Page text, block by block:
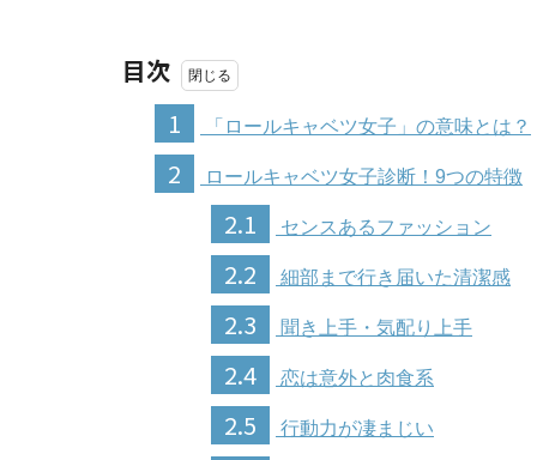
目次
1
「ロールキャベツ女子」の意味とは？
2 ロールキャベツ女子診断！9つの特徴
2.1 センスあるファッション
2.2 細部まで行き届いた清潔感
2.3 聞き上手・気配り上手
2.4 恋は意外と肉食系
2.5 行動力が凄まじい